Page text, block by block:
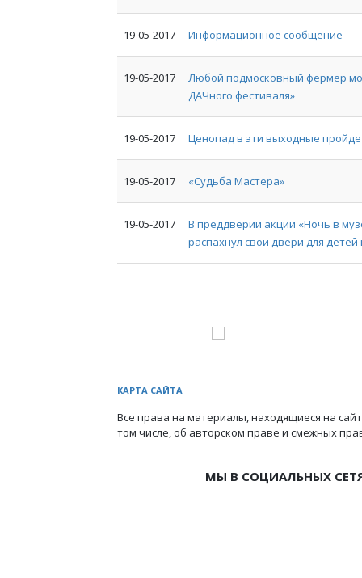
19-05-2017 Информационное сообщение
19-05-2017
Любой подмосковный фермер
ДАЧного фестиваля»
19-05-2017 Ценопад в эти выходные
19-05-2017 «Судьба Мастера»
19-05-2017
В преддверии акции «Ночь в
распахнул свои двери для
КАРТА САЙТА
Все права на материалы, находящиеся на
том числе, об авторском праве и смежных
МЫ В СОЦИАЛЬНЫХ